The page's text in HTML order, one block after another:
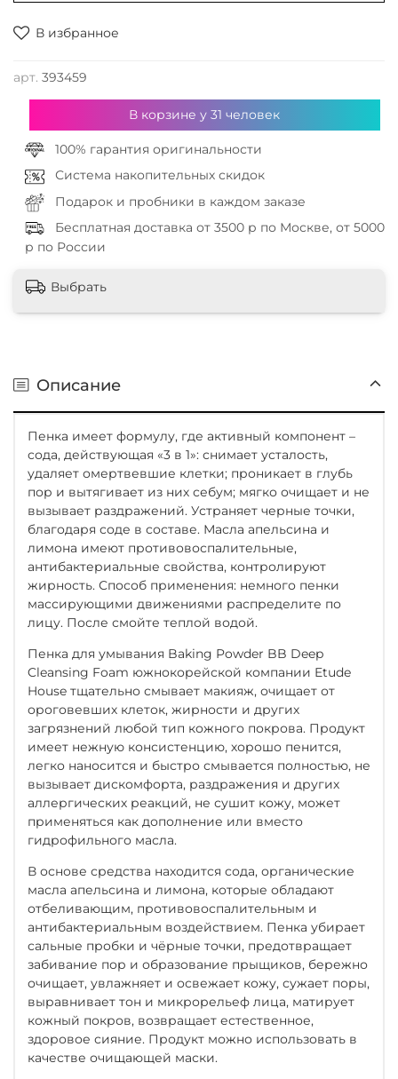
В избранное
арт. 393459
В корзине у31 человек
100% гарантия оригинальности
Система накопительных скидок
Подарок и пробники в каждом заказе
Бесплатная доставка от 3500 р по Москве, от 5000
р по России
Выбрать
Описание
Пенка имеет формулу, где активный компонент –
сода, действующая «3 в 1»: снимает усталость,
удаляет омертвевшие клетки; проникает в глубь
пор и вытягивает из них себум; мягко очищает и не
вызывает раздражений. Устраняет черные точки,
благодаря соде в составе. Масла апельсина и
лимона имеют противовоспалительные,
антибактериальные свойства, контролируют
жирность. Способ применения: немного пенки
массирующими движениями распределите по
лицу. После смойте теплой водой.
Пенка для умывания Baking Powder BB Deep
Cleansing Foam южнокорейской компании Etude
House тщательно смывает макияж, очищает от
ороговевших клеток, жирности и других
загрязнений любой тип кожного покрова. Продукт
имеет нежную консистенцию, хорошо пенится,
легко наносится и быстро смывается полностью, не
вызывает дискомфорта, раздражения и других
аллергических реакций, не сушит кожу, может
применяться как дополнение или вместо
гидрофильного масла.
В основе средства находится сода, органические
масла апельсина и лимона, которые обладают
отбеливающим, противовоспалительным и
антибактериальным воздействием. Пенка убирает
сальные пробки и чёрные точки, предотвращает
забивание пор и образование прыщиков, бережно
очищает, увлажняет и освежает кожу, сужает поры,
выравнивает тон и микрорельеф лица, матирует
кожный покров, возвращает естественное,
здоровое сияние. Продукт можно использовать в
качестве очищающей маски.